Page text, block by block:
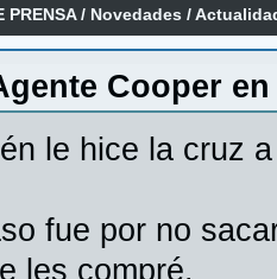
PRENSA/ Novedades /
Cooper
le hice la cruz
fue por no
les compré.